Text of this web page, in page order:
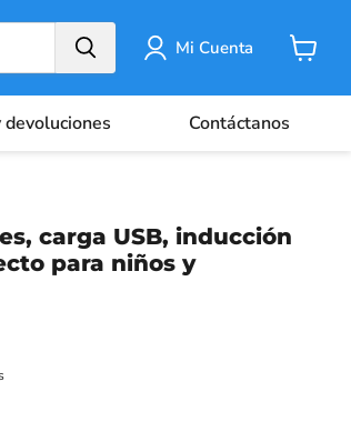
Mi Cuenta
devoluciones Contáctanos
carga USB, inducción
para niños y